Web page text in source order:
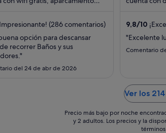
por
del
11
(286 comentarios)
opción para descansar
recorrer Baños y sus
del 24 de abr de 2026
9,8/10
"Excelente
Comentario
Ver los
Precio más bajo por noche
y 2 adultos. Los precios y la